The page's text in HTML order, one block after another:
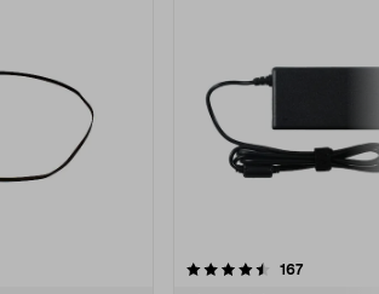
167arvostelut
5.0 viidestä